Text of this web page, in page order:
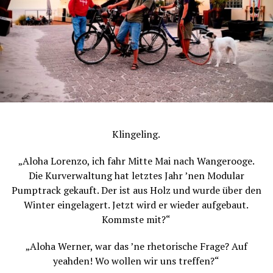
Pingu knows: Alles ist im Fluss #pantarhei
Das Foto hat eine suboptimale Schärfe, aber ey, wenn du
steht … Ok, ok, ich sag’s ja schon: „Physik to go: Wenn
Energie nie weg ist, sondern nur seinen
Klingeling.
„Aloha Lorenzo, ich fahr Mitte Mai nach Wangerooge.
Die Kurverwaltung hat letztes Jahr ’nen Modular
Pumptrack gekauft. Der ist aus Holz und wurde über den
Winter eingelagert. Jetzt wird er wieder aufgebaut.
Kommste mit?“
„Aloha Werner, war das ’ne rhetorische Frage? Auf
yeahden! Wo wollen wir uns treffen?“